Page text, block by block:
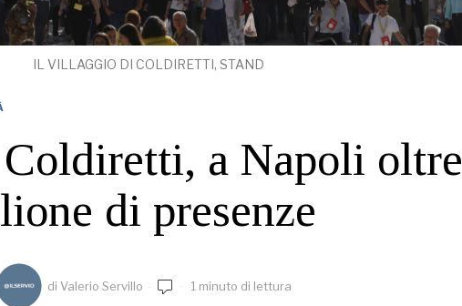
IL VILLAGGIO DI COLDIRETTI, STAND
a Napoli oltre
di presenze
di Valerio Servillo 1 minuto di lettura